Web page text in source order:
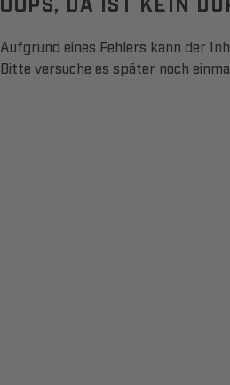
Aufgrund eines Fehlers kann der
Bitte versuche es später noch